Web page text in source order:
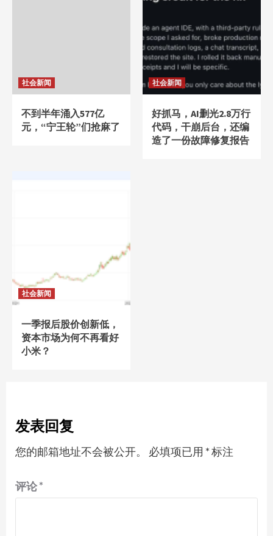
社会新闻
不到半年涌入577亿
元，“宁王轮”们抢麻了
社会新闻
好抓马，AI删光2.8万行
代码，干崩后台，还编
造了一份故障修复报告
社会新闻
一季报后股价创新低，
资本市场为何不再看好
小米？
发表回复
您的邮箱地址不会被公开。 必填项已用 *标注
评论*